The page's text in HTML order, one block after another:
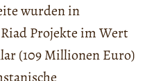
wurden in
Projekte im Wert
(109 Millionen Euro)